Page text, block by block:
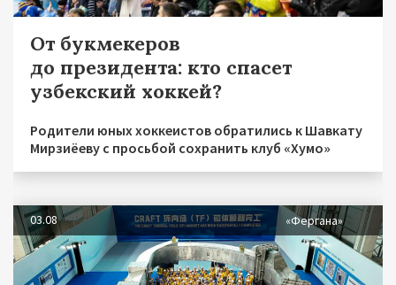
От букмекеров
до президента: кто спасет
узбекский хоккей?
Родители юных хоккеистов обратились к Шавкату
Мирзиёеву с просьбой сохранить клуб «Хумо»
03.08 «Фергана»